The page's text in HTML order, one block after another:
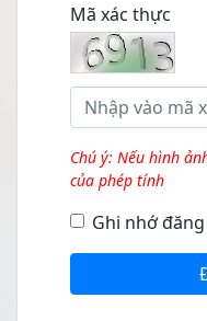
Mã xác thực
Chú ý: Nếu hình
của phép tính
Ghi nhớ